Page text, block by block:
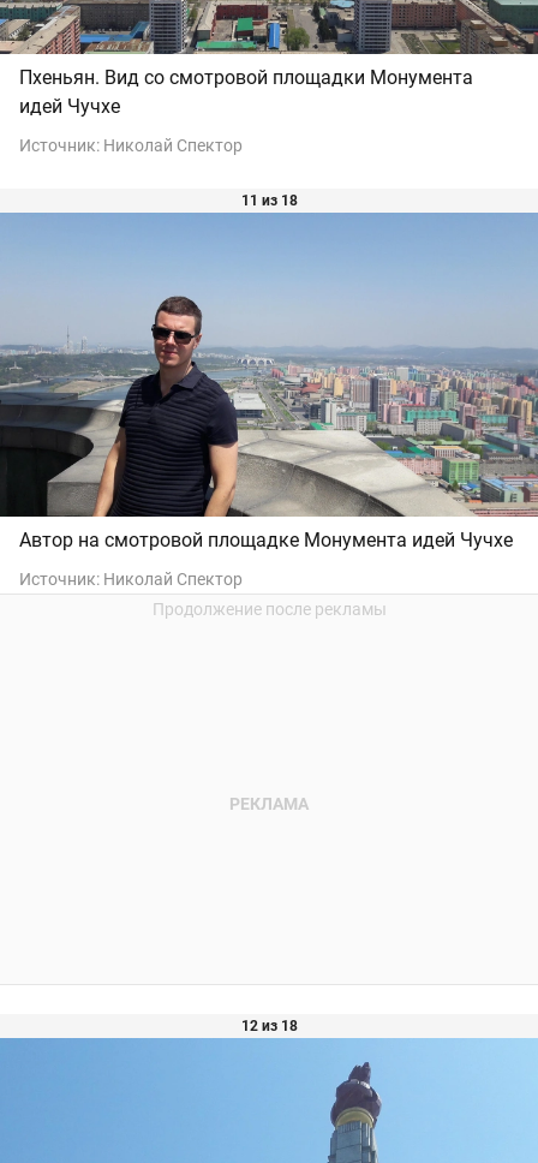
Пхеньян. Вид со смотровой площадки Монумента
идей Чучхе
Источник: Николай Спектор
11 из 18
Автор на смотровой площадке Монумента идей Чучхе
Источник: Николай Спектор
12 из 18